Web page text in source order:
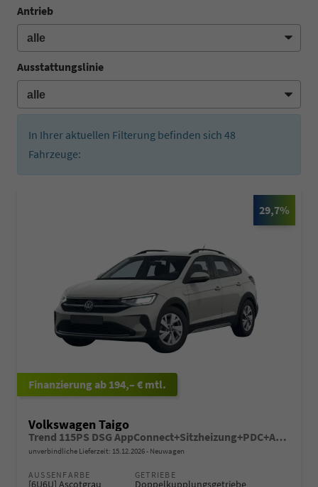
Antrieb
Ausstattungslinie
In Ihrer aktuellen Filterung befinden sich 48
Fahrzeuge:
29,7%
ab 194,– € mtl.
Volkswagen Taigo
Trend 115PS DSG AppConnect+Sitzheizung+PDC+Alu16+LED+DAB+FrontAssist
unverbindliche Lieferzeit: 15.12.2026 Neuwagen
AUSSENFARBE
[6U6U] Ascotgrau
GETRIEBE
Doppelkupplungsgetriebe